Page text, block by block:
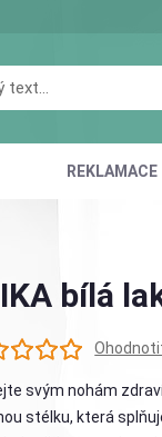
REKLAMACE
bílá
svým nohám
stélku, která